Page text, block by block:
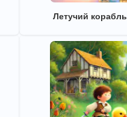
Летучий корабль